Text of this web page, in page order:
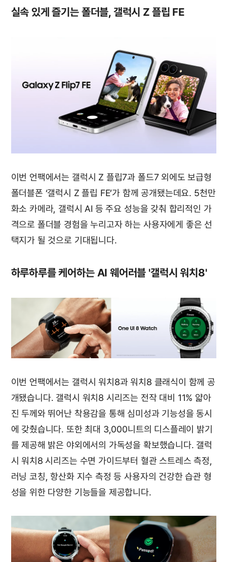
실속 있게 즐기는 폴더블, 갤럭시 Z 플립 FE
이번 언팩에서는 갤럭시 Z 플립7과 폴드7 외에도 보급형
폴더블폰 ‘갤럭시 Z 플립 FE’가 함께 공개됐는데요. 5천만
화소 카메라, 갤럭시 AI 등 주요 성능을 갖춰 합리적인 가
격으로 폴더블 경험을 누리고자 하는 사용자에게 좋은 선
택지가 될 것으로 기대됩니다.
하루하루를 케어하는 AI 웨어러블 '갤럭시 워치8'
이번 언팩에서는 갤럭시 워치8과 워치8 클래식이 함께 공
개됐습니다. 갤럭시 워치8 시리즈는 전작 대비 11% 얇아
진 두께와 뛰어난 착용감을 통해 심미성과 기능성을 동시
에 갖췄습니다. 또한 최대 3,000니트의 디스플레이 밝기
를 제공해 밝은 야외에서의 가독성을 확보했습니다. 갤럭
시 워치8 시리즈는 수면 가이드부터 혈관 스트레스 측정,
러닝 코칭, 항산화 지수 측정 등 사용자의 건강한 습관 형
성을 위한 다양한 기능들을 제공합니다.